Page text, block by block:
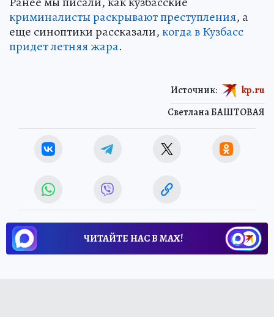
криминалисты раскрывают преступления, а
еще синоптики рассказали,когда в Кузбасс
придет летняя жара.
Светлана БАШТОВАЯ
Источник: kp.ru
ЧИТАЙТЕ НАС В МАХ!